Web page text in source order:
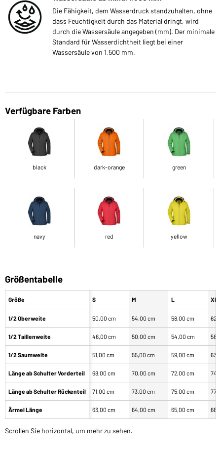
Die Fähigkeit, dem Wasserdruck standzuhalten, ohne
dass Feuchtigkeit durch das Material dringt, wird
durch die Wassersäule angegeben (mm). Der minimale
Standard für Wasserdichtheit liegt bei einer
Wassersäule von 1.500 mm.
Verfügbare Farben
black dark-orange green
navy red yellow
Größentabelle
Größe
1/2 Oberweite
1/2 Taillenweite
1/2 Saumweite
Länge ab Schulter Vorderteil
Länge ab Schulter Rückenteil
Ärmel Länge
S M L XL
50,00 cm 54,00 cm 58,00 cm
46,00 cm 50,00 cm 54,00 cm
51,00 cm 55,00 cm 59,00 cm
68,00 cm 70,00 cm 72,00 cm
71,00 cm 73,00 cm 75,00 cm
63,00 cm 64,00 cm 65,00 cm
Scrollen Sie horizontal, um mehr zu sehen.